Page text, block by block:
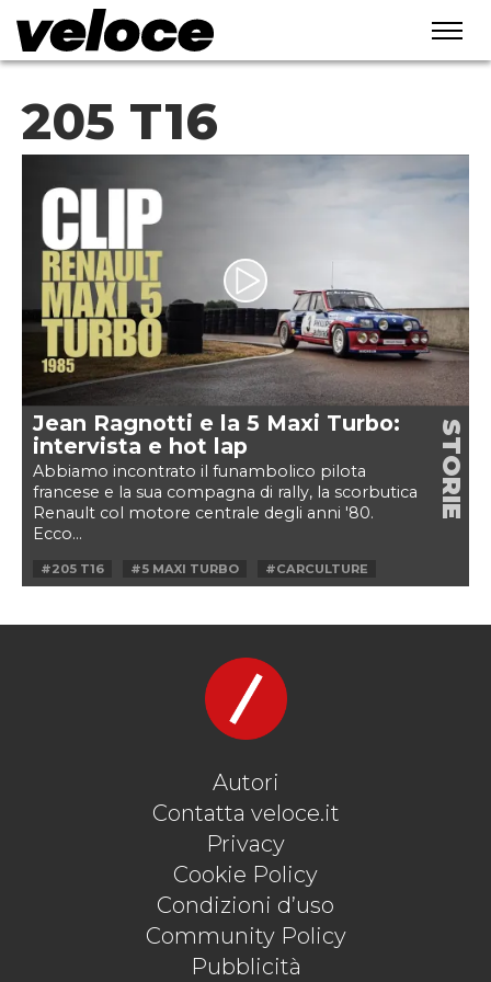
205 T16
Jean Ragnotti e la 5 Maxi Turbo:
intervista e hot lap
Abbiamo incontrato il funambolico pilota
francese e la sua compagna di rally, la scorbutica
Renault col motore centrale degli anni '80.
Ecco...
STORIE
#205 T16 #5 MAXI TURBO
#CARCULTURE
#JABOUILLE
#MEGANE
#PEUGEOT
Autori
Contatta veloce.it
Privacy
Cookie Policy
Condizioni d’uso
Community Policy
Pubblicità